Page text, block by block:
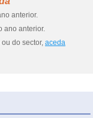
anterior.
ano anterior.
do sector, aceda